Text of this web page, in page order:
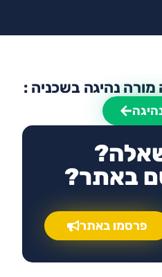
נהיגה בשכניה :
באתר?
פרסמו באתר